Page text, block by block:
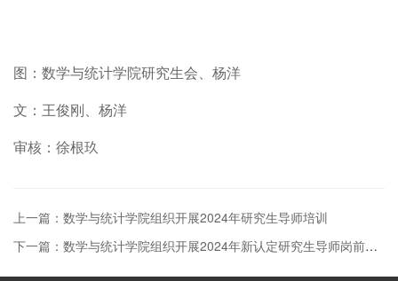
图：数学与统计学院研究生会、杨洋
文：王俊刚、杨洋
审核：徐根玖
上一篇：数学与统计学院组织开展2024年研究生导师培训
下一篇：数学与统计学院组织开展2024年新认定研究生导师岗前谈话